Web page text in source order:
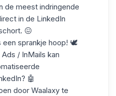
de meest indringende
in de LinkedIn
😖
een sprankje hoop! 🕊️
/ InMails kan
🤖
door Waalaxy te